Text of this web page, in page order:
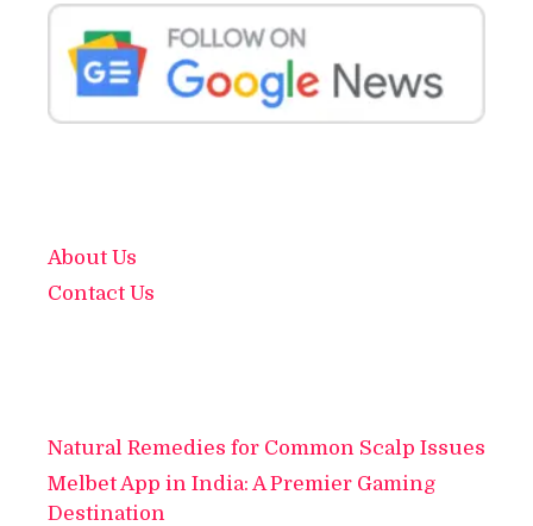
About Us
Contact Us
Natural Remedies for Common Scalp Issues
Melbet App in India: A Premier Gaming
Destination